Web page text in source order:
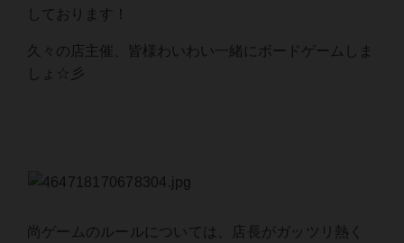
しております！
久々の店主催、皆様わいわい一緒にボードゲームしま
しょ☆彡
尚ゲームのルールについては、店長がガッツリ熱く